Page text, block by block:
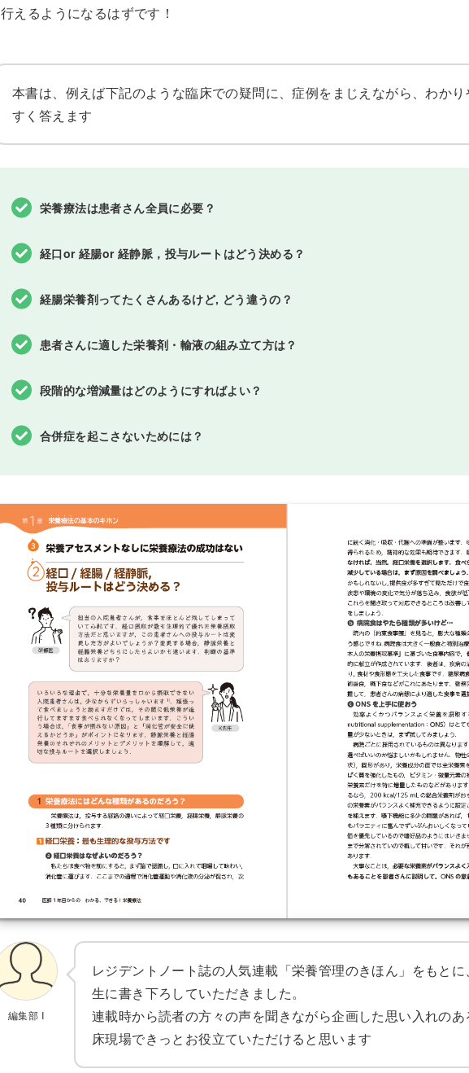
行えるようになるはずです！
本書は、例えば下記のような臨床での疑問に、症例をまじえながら、わかり
すく答えます
栄養療法は患者さん全員に必要？
経口or 経腸or 経静脈，投与ルートはどう決める？
経腸栄養剤ってたくさんあるけど, どう違うの？
患者さんに適した栄養剤・輸液の組み立て方は？
段階的な増減量はどのようにすればよい？
合併症を起こさないためには？
編集部 I
レジデントノート誌の人気連載「栄養管理のきほん」をもと
生に書き下ろしていただきました。
連載時から読者の方々の声を聞きながら企画した思い入れの
床現場できっとお役立ていただけると思います